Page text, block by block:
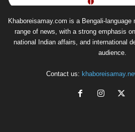
Khaboreisamay.com is a Bengali-
range of news, with a strong emphasis
national Indian affairs, and international
audience.
Contact us: